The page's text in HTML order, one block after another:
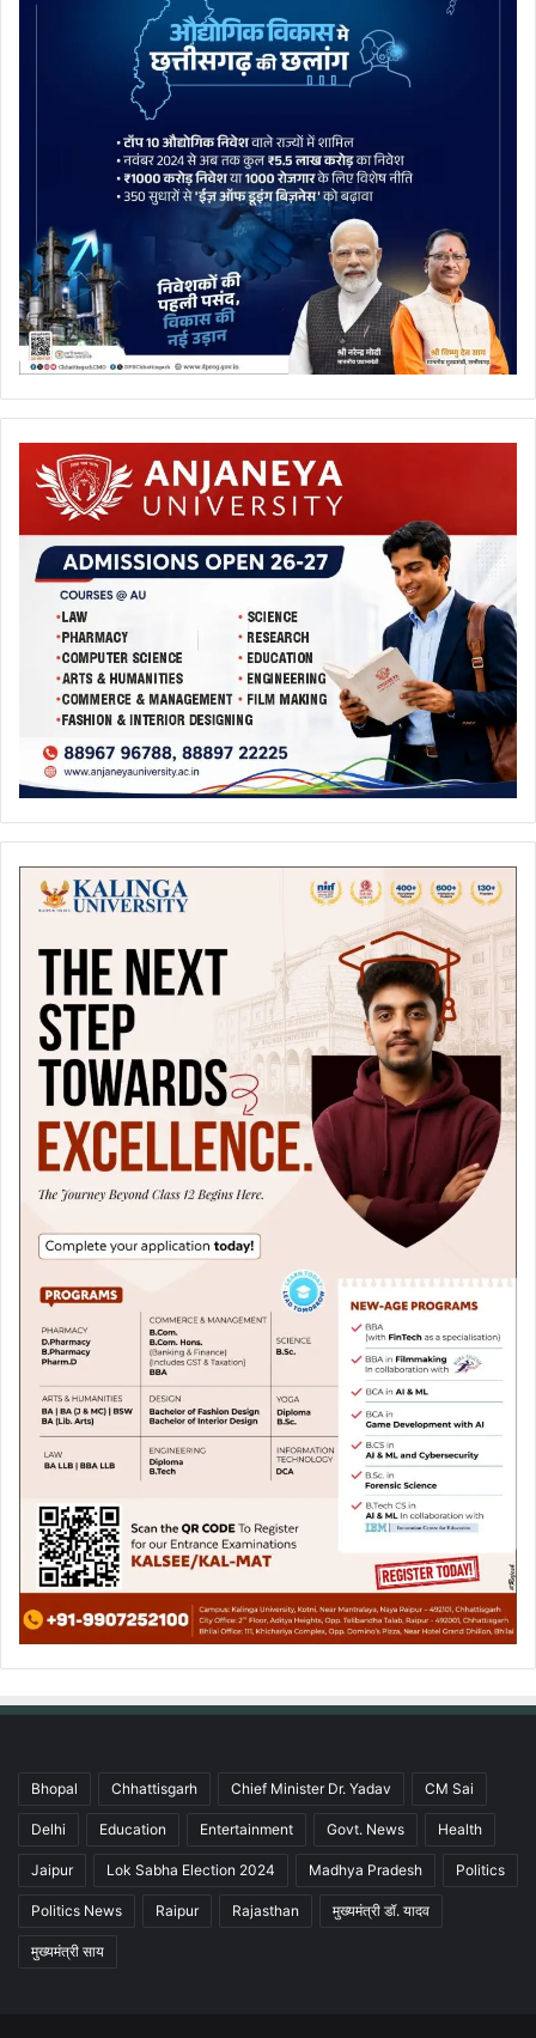
Bhopal Chhattisgarh Chief Minister Dr. Yadav CM Sai
Delhi Education Entertainment Govt. News Health
Jaipur Lok Sabha Election 2024 Madhya Pradesh Politics
Politics News Raipur Rajasthan मुख्यमंत्री डॉ. यादव
मुख्यमंत्री साय